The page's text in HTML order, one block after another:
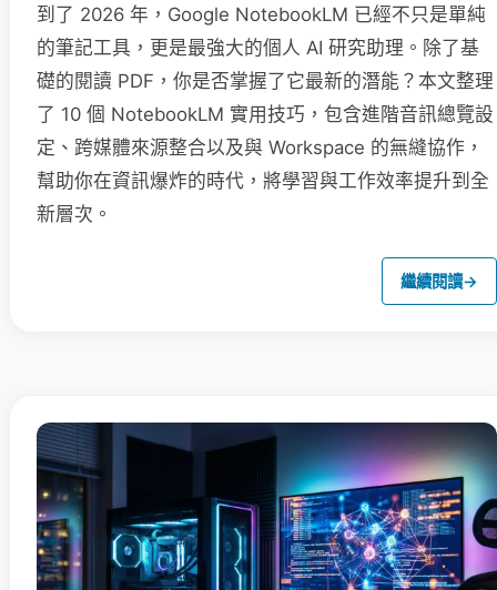
到了 2026 年，Google NotebookLM 已經不只是單純
的筆記工具，更是最強大的個人 AI 研究助理。除了基
礎的閱讀 PDF，你是否掌握了它最新的潛能？本文整理
了 10 個 NotebookLM 實用技巧，包含進階音訊總覽設
定、跨媒體來源整合以及與 Workspace 的無縫協作，
幫助你在資訊爆炸的時代，將學習與工作效率提升到全
新層次。
繼續閱讀→